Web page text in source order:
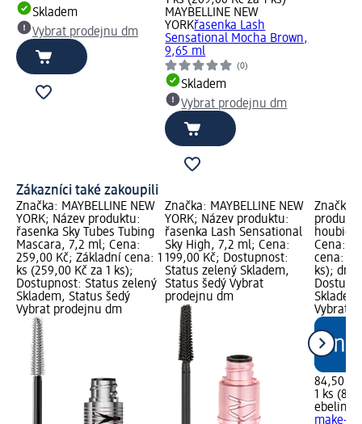
Skladem
Vybrat prodejnu dm
MAYBELLINE NEW
YORKřasenka Lash
Sensational Mocha Brown,
9,65 ml
(0)
Skladem
Vybrat prodejnu dm
Zákazníci také zakoupili
Značka: MAYBELLINE NEW
YORK; Název produktu:
řasenka Sky Tubes Tubing
Mascara, 7,2 ml; Cena:
259,00 Kč; Základní cena: 1
ks (259,00 Kč za 1 ks);
Dostupnost: Status zelený
Skladem, Status šedý
Vybrat prodejnu dm
Značka: MAYBELLINE NEW
YORK; Název produktu:
řasenka Lash Sensational
Sky High, 7,2 ml; Cena:
199,00 Kč; Dostupnost:
Status zelený Skladem,
Status šedý Vybrat
prodejnu dm
Značka:
Cena:
cena: 1
ks); dm
Vybrat
84,50 Kč
1 ks
ebelin
make-